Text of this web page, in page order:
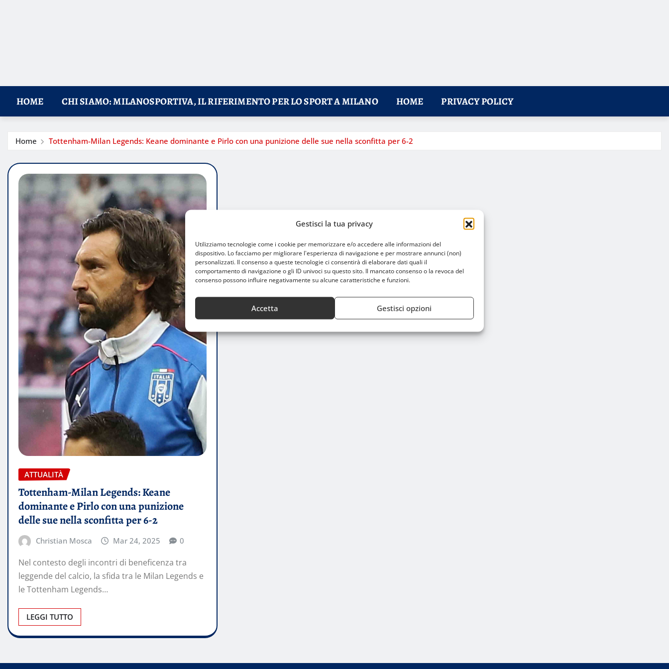
Gestisci la tua privacy
Utilizziamo tecnologie come i cookie per memorizzare e/o accedere alle informazioni del
dispositivo. Lo facciamo per migliorare l'esperienza di navigazione e per mostrare annunci (non)
personalizzati. Il consenso a queste tecnologie ci consentirà di elaborare dati quali il
comportamento di navigazione o gli ID univoci su questo sito. Il mancato consenso o la revoca del
consenso possono influire negativamente su alcune caratteristiche e funzioni.
Accetta Gestisci opzioni
HOME CHI SIAMO: MILANOSPORTIVA, IL RIFERIMENTO PER LO SPORT A MILANO HOME PRIVACY POLICY
Home Tottenham-Milan Legends: Keane dominante e Pirlo con una punizione delle sue nella sconfitta per 6-2
ATTUALITÀ
Tottenham-Milan Legends: Keane
dominante e Pirlo con una punizione
delle sue nella sconfitta per 6-2
Christian Mosca Mar 24, 2025 0
Nel contesto degli incontri di beneficenza tra
leggende del calcio, la sfida tra le Milan Legends e
le Tottenham Legends…
LEGGI TUTTO